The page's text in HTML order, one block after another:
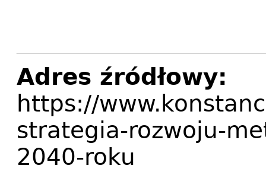
Adres źródłowy:
https://
strategia-rozwoju-
2040-roku